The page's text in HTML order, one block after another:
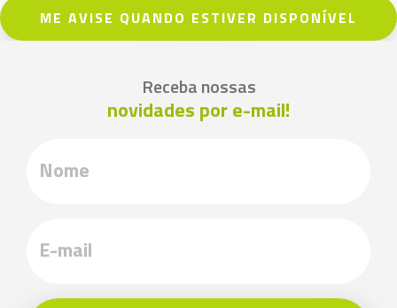
ME AVISE QUANDO ESTIVER DISPONÍVEL
Receba nossas
novidades por e-mail!